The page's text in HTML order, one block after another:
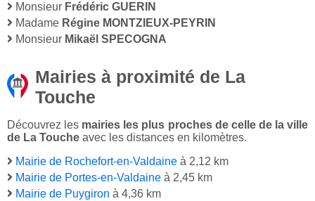
Monsieur Frédéric GUERIN
Madame Régine MONTZIEUX-PEYRIN
Monsieur Mikaël SPECOGNA
Mairies à proximité de La
Touche
Découvrez les mairies les plus proches de celle de la ville
de La Touche avec les distances en kilomètres.
Mairie de Rochefort-en-Valdaine à 2,12 km
Mairie de Portes-en-Valdaine à 2,45 km
Mairie de Puygiron à 4,36 km